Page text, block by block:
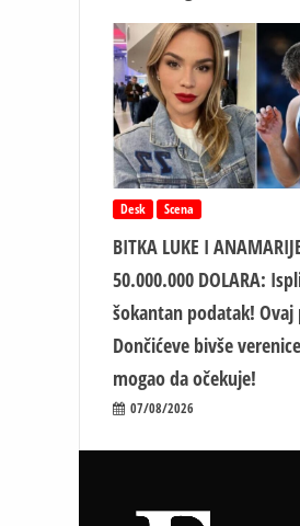
Desk Scena
BITKA LUKE I
50.000.000 DOLARA:
šokantan podatak! Ovaj
Dončićeve bivše
mogao da očekuje!
07/08/2026